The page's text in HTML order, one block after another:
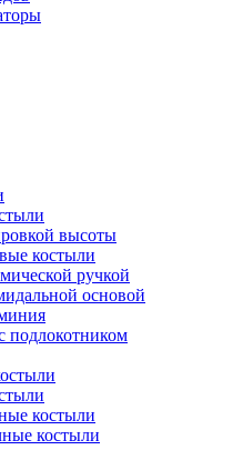
высоты
костыли
ручкой
основой
подлокотником
костыли
костыли